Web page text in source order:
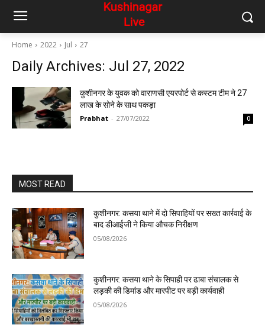
Home 2022 Jul 27
Daily Archives: Jul 27, 2022
कुशीनगर के युवक को वाराणसी एयरपोर्ट से कस्टम टीम ने 27
लाख के सोने के साथ पकड़ा
Prabhat - 27/07/2022 0
MOST READ
कुशीनगर: कसया थाने में दो सिपाहियों पर सख्त कार्रवाई के
बाद डीआईजी ने किया औचक निरीक्षण
05/08/2026
कुशीनगर: कसया थाने के सिपाही पर ढाबा संचालक से
लड़की की डिमांड और मारपीट पर बड़ी कार्यवाही
05/08/2026